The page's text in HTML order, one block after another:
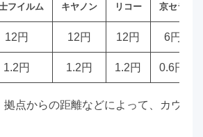
フイルム キヤノン リコー 京セラ
12円 12円 12円 6円
1.2円 1.2円 1.2円 0.6円
点からの距離などによって、カウン